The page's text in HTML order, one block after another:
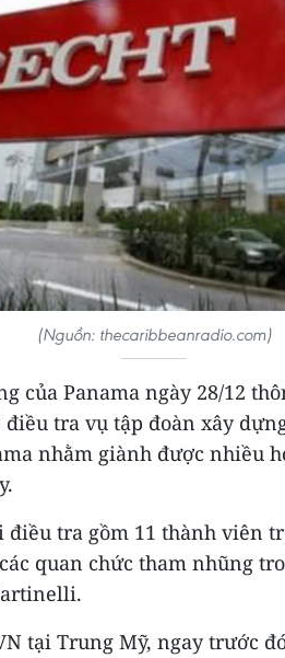
(Nguồn: thecaribbeanradio.com)
của Panama ngày 28/12
tra vụ tập đoàn xây
nhằm giành được nhiều
điều tra gồm 11 thành viên
quan chức tham nhũng
tại Trung Mỹ, ngay trước